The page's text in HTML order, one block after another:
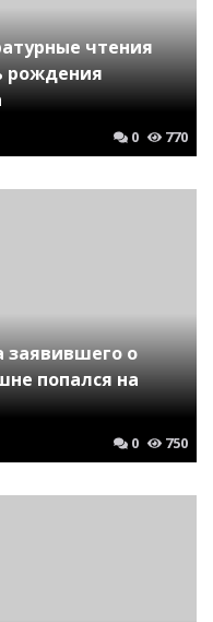
чтения
рождения
0 770
заявившего о
попался на
0 750